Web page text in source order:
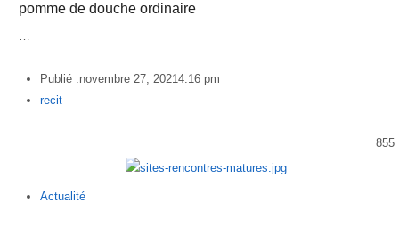
pomme de douche ordinaire
…
Publié :novembre 27, 20214:16 pm
Author
recit
855
Actualité